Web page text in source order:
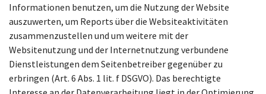
Informationen benutzen, um die Nutzung der Website
auszuwerten, um Reports über die Websiteaktivitäten
zusammenzustellen und um weitere mit der
Websitenutzung und der Internetnutzung verbundene
Dienstleistungen dem Seitenbetreiber gegenüber zu
erbringen (Art. 6 Abs. 1 lit. f DSGVO). Das berechtigte